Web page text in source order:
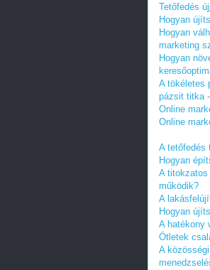
Tetőfedés
Hogyan
Hogyan
marketing
Hogyan
A tökéletes
pázsit titka
Online
Online
A tetőfedés
Hogyan
A titokzatos
működik?
A
Hogyan
A hatékony
Ötletek
A